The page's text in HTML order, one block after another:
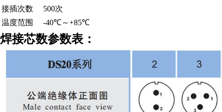
接插次数
500次
温度范围
-40℃～+85℃
焊接芯数参数表：